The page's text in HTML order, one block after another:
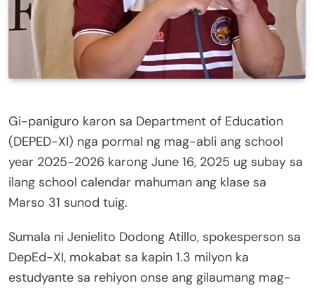
Gi-paniguro karon sa Department of Education
(DEPED-XI) nga pormal ng mag-abli ang school
year 2025-2026 karong June 16, 2025 ug subay sa
ilang school calendar mahuman ang klase sa
Marso 31 sunod tuig.
Sumala ni Jenielito Dodong Atillo, spokesperson sa
DepEd-XI, mokabat sa kapin 1.3 milyon ka
estudyante sa rehiyon onse ang gilaumang mag-